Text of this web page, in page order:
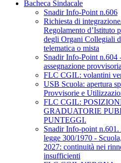
Bacheca Sindacale
Snadir Info-Point n.606
Richiesta di
Regolamento d’Istituto
degli Organi Collegiali
telematica o mista
Snadir Info-Point n.604
assegnazione
FLC CGIL: volantini
USB Scuola: apertura
Provvisorie e
FLC CGIL:
GRADUATORIE
PUNTEGGI.
Snadir Info-point
legge 300/1970 -
2027: continuità nei
insufficienti